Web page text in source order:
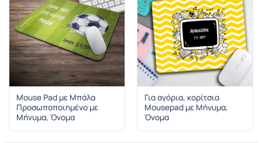
Mouse Pad με Μπάλα
Προσωποποιημένο με
Μήνυμα, Όνομα
Για αγόρια, κορίτσια
Mousepad με Μήνυμα,
Όνομα